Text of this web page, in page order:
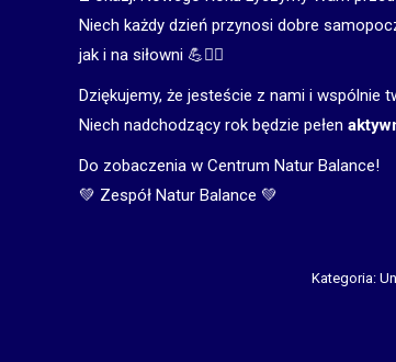
Niech każdy dzień przynosi dobre
jak i na siłowni 💪🏊‍♀️
Dziękujemy, że jesteście z nami i wspólnie
Niech nadchodzący rok będzie pełen
Do zobaczenia w Centrum Natur Balance!
💚 Zespół Natur Balance 💚
Kategoria: